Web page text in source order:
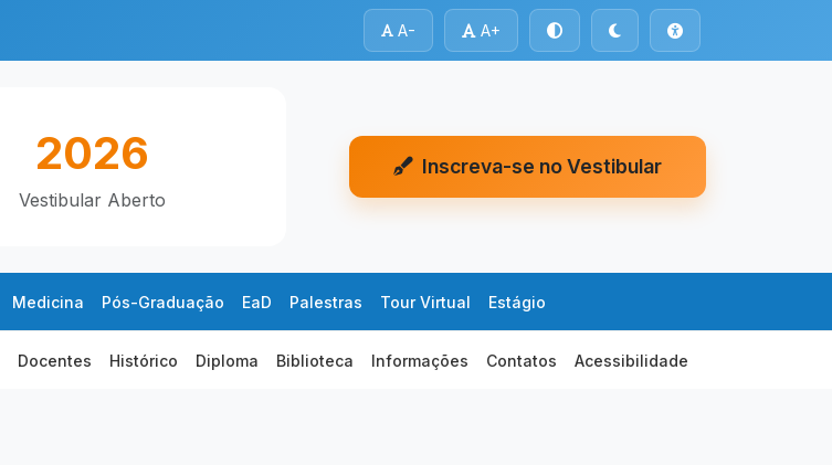
A- A+
2026
Vestibular Aberto
Inscreva-se no Vestibular
Medicina Pós-Graduação EaD Palestras Tour Virtual Estágio
Docentes Histórico Diploma Biblioteca Informações Contatos Acessibilidade